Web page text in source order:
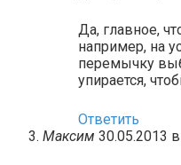
Да, главное,
например, на
перемычку
упирается,
Ответить
Максим 30.05.2013